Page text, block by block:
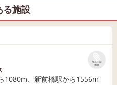
る施設
リストに
保存
1080m、新前橋駅から1556m